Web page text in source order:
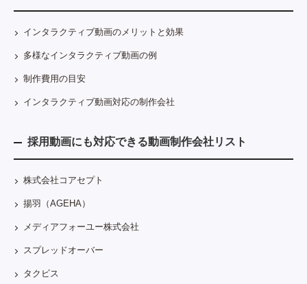
インタラクティブ動画のメリットと効果
多様なインタラクティブ動画の例
制作費用の目安
インタラクティブ動画対応の制作会社
採用動画にも対応できる動画制作会社リスト
株式会社コアセプト
揚羽（AGEHA）
メディアフォーユー株式会社
スプレッドオーバー
タクビス